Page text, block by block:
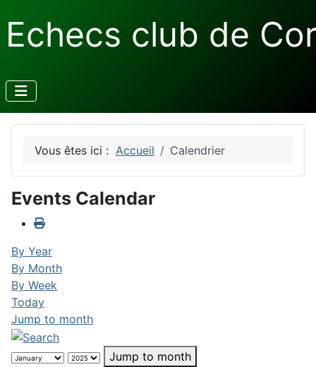
Echecs club de
Vous êtes ici : Accueil Calendrier
Events Calendar
By Year
By Month
By Week
Today
Jump to month
Jump to month